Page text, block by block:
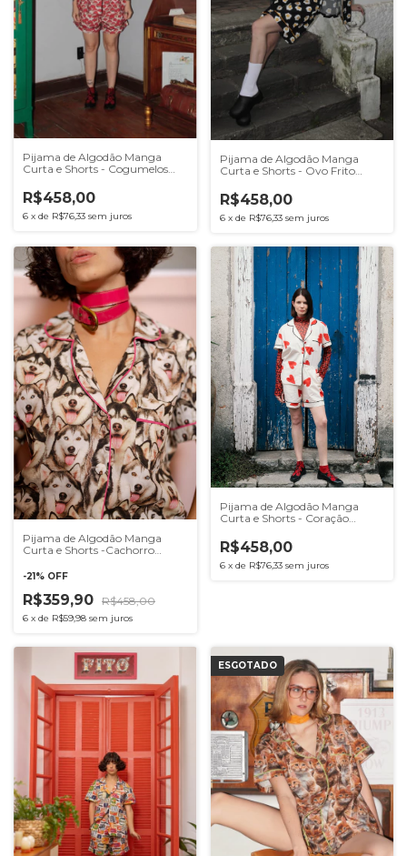
Pijama de Algodão Manga
Curta e Shorts - Cogumelos
R$458,00
6 x de R$76,33 sem juros
Pijama de Algodão Manga
Curta e Shorts - Ovo Frito
R$458,00
6 x de R$76,33 sem juros
Pijama de Algodão Manga
Curta e Shorts -Cachorro
-21% OFF
R$359,90 R$458,00
6 x de R$59,98 sem juros
Pijama de Algodão Manga
Curta e Shorts - Coração
R$458,00
6 x de R$76,33 sem juros
ESGOTADO